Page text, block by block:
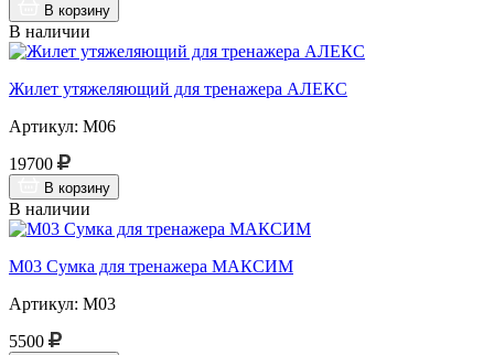
В корзину
В наличии
Жилет утяжеляющий для тренажера АЛЕКС
Артикул: М06
19700
В корзину
В наличии
М03 Сумка для тренажера МАКСИМ
Артикул: М03
5500